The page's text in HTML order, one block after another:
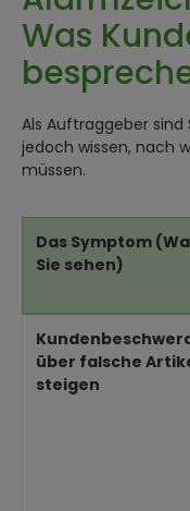
Was
Als Auftraggeber
jedoch wissen, nach
müssen.
Das Symptom
Sie sehen)
über falsche
steigen